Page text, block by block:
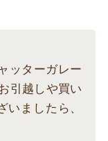
ッターガレー
引越しや買い
いましたら、